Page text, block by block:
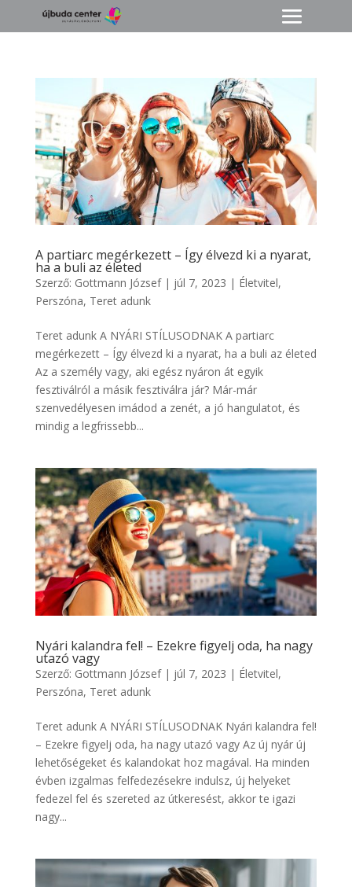
A partiarc megérkezett – Így élvezd ki a nyarat,
ha a buli az életed
Szerző: Gottmann József| júl 7, 2023 | Életvitel,
Perszóna, Teret adunk
Teret adunk A NYÁRI STÍLUSODNAK A partiarc
megérkezett – Így élvezd ki a nyarat, ha a buli az életed
Az a személy vagy, aki egész nyáron át egyik
fesztiválról a másik fesztiválra jár? Már-már
szenvedélyesen imádod a zenét, a jó hangulatot, és
mindig a legfrissebb...
Nyári kalandra fel! – Ezekre figyelj oda, ha nagy
utazó vagy
Szerző: Gottmann József| júl 7, 2023 | Életvitel,
Perszóna, Teret adunk
Teret adunk A NYÁRI STÍLUSODNAK Nyári kalandra fel!
– Ezekre figyelj oda, ha nagy utazó vagy Az új nyár új
lehetőségeket és kalandokat hoz magával. Ha minden
évben izgalmas felfedezésekre indulsz, új helyeket
fedezel fel és szereted az útkeresést, akkor te igazi
nagy...